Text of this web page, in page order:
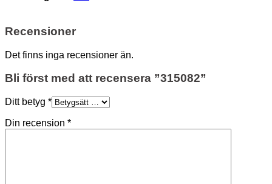
Recensioner
Det finns inga recensioner än.
Bli först med att recensera ”315082”
Ditt betyg *
Din recension *